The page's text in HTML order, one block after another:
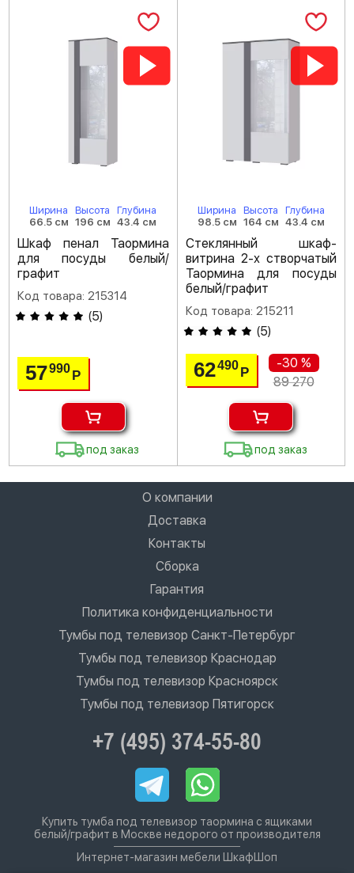
Ширина
66.5 см
Высота
196 см
Глубина
43.4 см
Шкаф пенал Таормина
для посуды белый/
графит
Код товара: 215314
(5)
57990Р
под заказ
Ширина
98.5 см
Высота
164 см
Глубина
43.4 см
Стеклянный шкаф-
витрина 2-х створчатый
Таормина для посуды
белый/графит
Код товара: 215211
(5)
62490 Р
-30 %
89 270
под заказ
О компании
Доставка
Контакты
Сборка
Гарантия
Политика конфиденциальности
Тумбы под телевизор Санкт-Петербург
Тумбы под телевизор Краснодар
Тумбы под телевизор Красноярск
Тумбы под телевизор Пятигорск
+7 (495) 374-55-80
Купить тумба под телевизор таормина с ящиками
белый/графит в Москве недорого от производителя
Интернет-магазин мебели ШкафШоп